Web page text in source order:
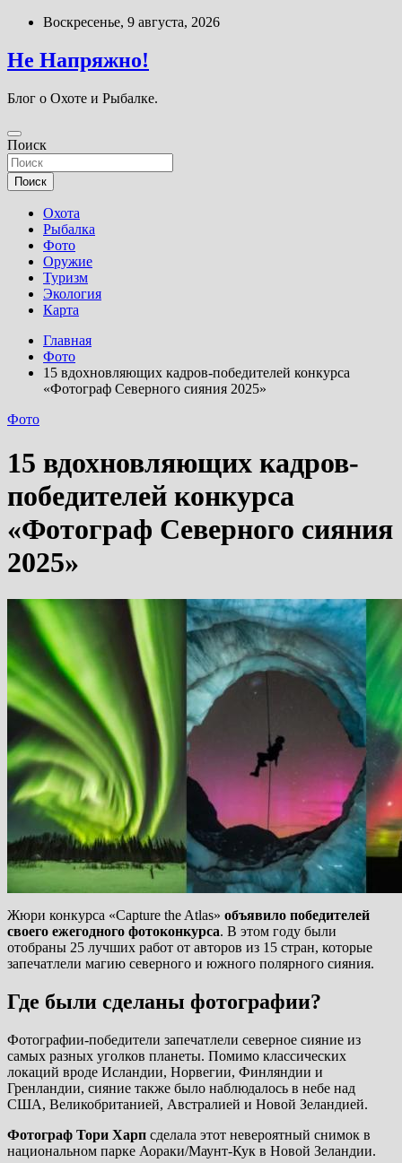
Перейти
содержимому
Воскресенье, 9 августа, 2026
Не Напряжно!
Блог о Охоте и Рыбалке.
Поиск
Поиск
Охота
Рыбалка
Фото
Оружие
Туризм
Экология
Карта
Главная
Фото
15 вдохновляющих кадров-победителей конкурса
«Фотограф Северного сияния 2025»
Фото
15 вдохновляющих кадров-
победителей конкурса
«Фотограф Северного сияния
2025»
Жюри конкурса «Capture the Atlas» объявило победителей
своего ежегодного фотоконкурса. В этом году были
отобраны 25 лучших работ от авторов из 15 стран, которые
запечатлели магию северного и южного полярного сияния.
Где были сделаны фотографии?
Фотографии-победители запечатлели северное сияние из
самых разных уголков планеты. Помимо классических
локаций вроде Исландии, Норвегии, Финляндии и
Гренландии, сияние также было наблюдалось в небе над
США, Великобританией, Австралией и Новой Зеландией.
Фотограф Тори Харп сделала этот невероятный снимок в
национальном парке Аораки/Маунт-Кук в Новой Зеландии.